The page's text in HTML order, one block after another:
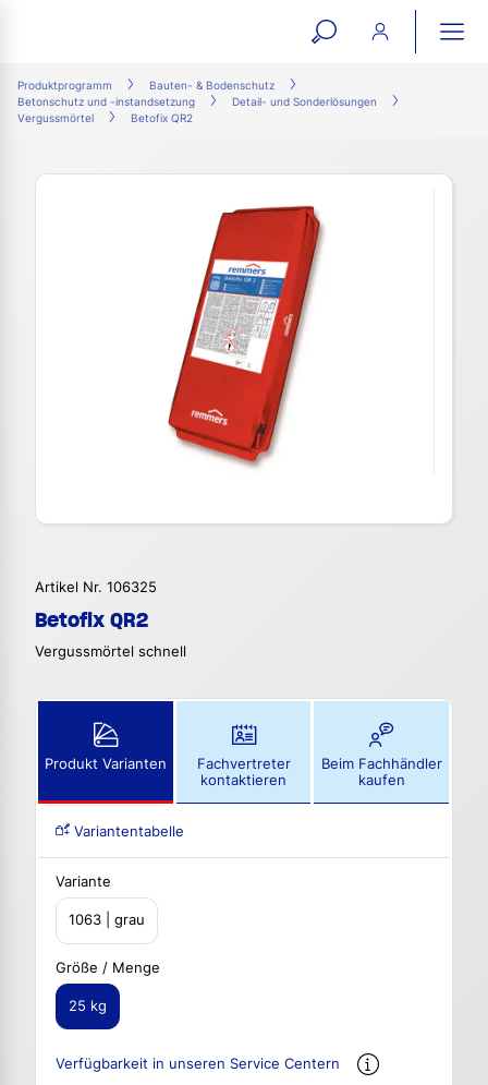
open
form
Produktprogramm
Bauten- & Bodenschutz
Betonschutz und -instandsetzung
Detail- und Sonderlösungen
Vergussmörtel
Betofix QR2
Artikel Nr. 106325
Betofix QR2
Vergussmörtel schnell
Produkt Varianten
Fachvertreter
kontaktieren
Beim Fachhändler
kaufen
Variantentabelle
Variante
1063 | grau
Größe / Menge
25 kg
Verfügbarkeit in unseren Service Centern